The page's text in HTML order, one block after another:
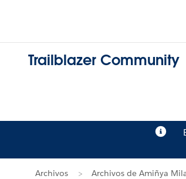
Trailblazer Community
Archivos Archivos de Amiñya